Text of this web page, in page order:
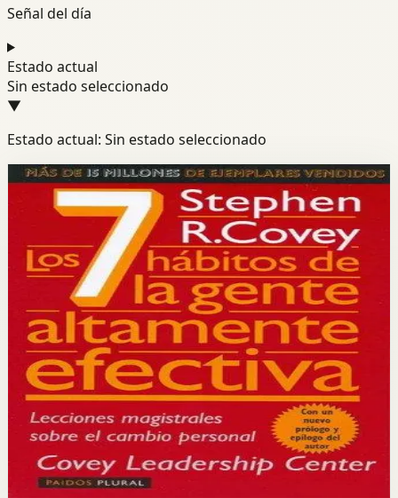
Señal del día
Estado actual
Sin estado seleccionado
▼
Estado actual: Sin estado seleccionado
Módulo de libros
HábitosEfectividadLiderazgo
Los 7 hábitos de la gente altamente
efectiva
Stephen R. Covey
Un clásico de la literatura de autoayuda que presenta
siete principios atemporales para la efectividad personal
y profesional, basándose en la integridad, el carácter y
los principios éticos como fundamento del éxito.